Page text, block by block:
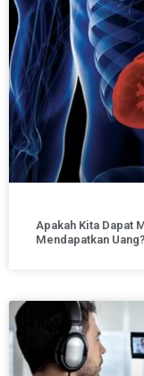
Apakah Kita Dapat
Mendapatkan Uang?